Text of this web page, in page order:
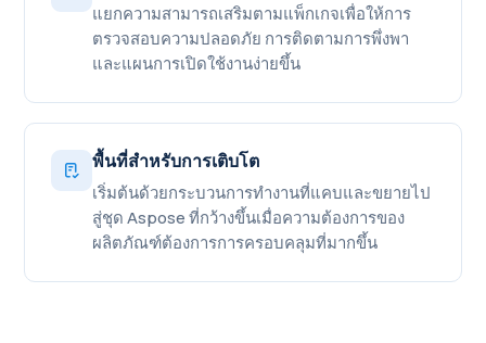
แยกความสามารถเสริมตามแพ็กเกจเพื่อให้การ
ตรวจสอบความปลอดภัย การติดตามการพึ่งพา
และแผนการเปิดใช้งานง่ายขึ้น
พื้นที่สำหรับการเติบโต
เริ่มต้นด้วยกระบวนการทำงานที่แคบและขยายไป
สู่ชุด Aspose ที่กว้างขึ้นเมื่อความต้องการของ
ผลิตภัณฑ์ต้องการการครอบคลุมที่มากขึ้น